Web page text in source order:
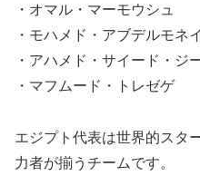
・オマル・マーモウシュ
・モハメド・アブデルモネ
・アハメド・サイード・ジ
・マフムード・トレゼゲ
エジプト代表は世界的スタ
力者が揃うチームです。